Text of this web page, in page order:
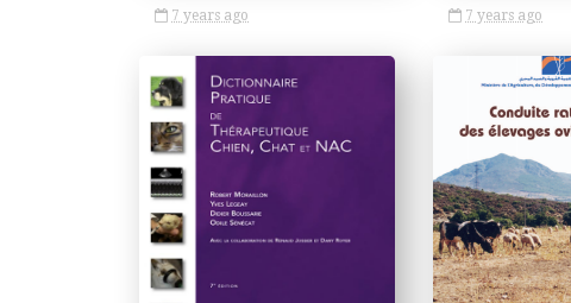
7 years ago 7 years ago
by VETBOOKSTORE by VETBOOKSTORE